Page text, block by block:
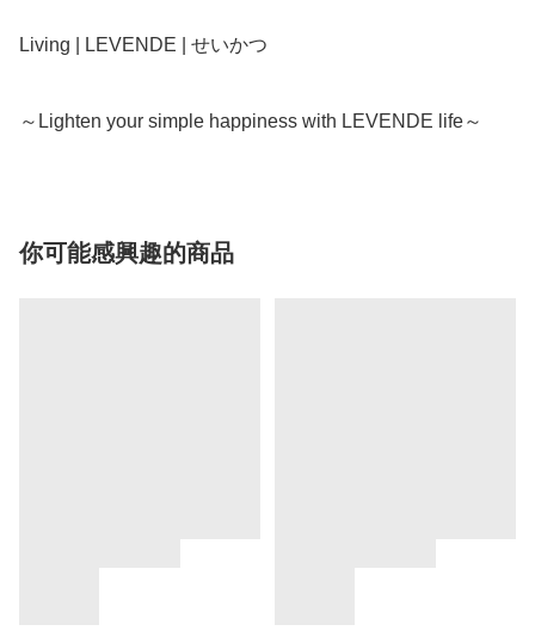
Living | LEVENDE | せいかつ
～Lighten your simple happiness with LEVENDE life～
你可能感興趣的商品